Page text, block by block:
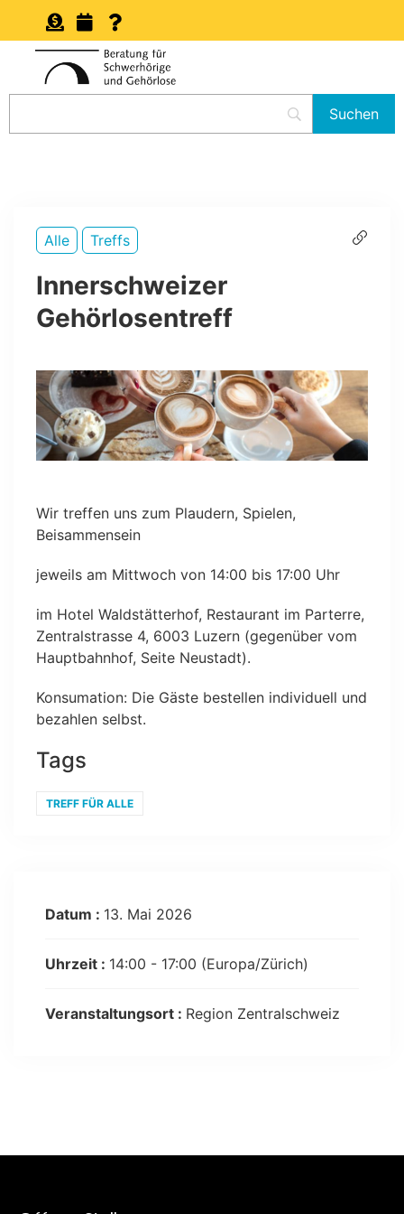
Alle Treffs
Innerschweizer
Gehörlosentreff
Wir treffen uns zum Plaudern, Spielen,
Beisammensein
jeweils am Mittwoch von 14:00 bis 17:00 Uhr
im Hotel Waldstätterhof, Restaurant im Parterre,
Zentralstrasse 4, 6003 Luzern (gegenüber vom
Hauptbahnhof, Seite Neustadt).
Konsumation: Die Gäste bestellen individuell und
bezahlen selbst.
Tags
TREFF FÜR ALLE
Datum : 13. Mai 2026
Uhrzeit : 14:00 - 17:00 (Europa/Zürich)
Veranstaltungsort : Region Zentralschweiz